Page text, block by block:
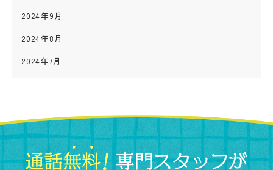
2024年9月
2024年8月
2024年7月